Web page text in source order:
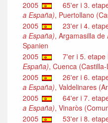
2005
65'er i 3.
a España), Puertollano
2005
23'er i 4.
a España), Argamasilla de
Spanien
2005
7'er i 5. etape
España), Cuenca
2005
26'er i 6.
a España), Valdelinares
2005
64'er i 7.
a España), Vinaròs
2005
53'er i 8.